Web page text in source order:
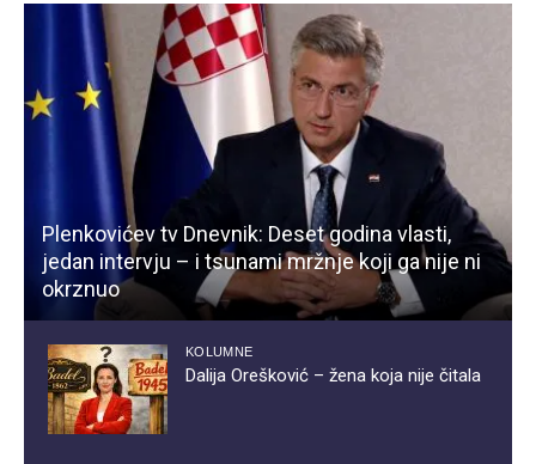
Plenkovićev tv Dnevnik: Deset godina vlasti,
jedan intervju – i tsunami mržnje koji ga nije ni
okrznuo
KOLUMNE
Dalija Orešković – žena koja nije čitala